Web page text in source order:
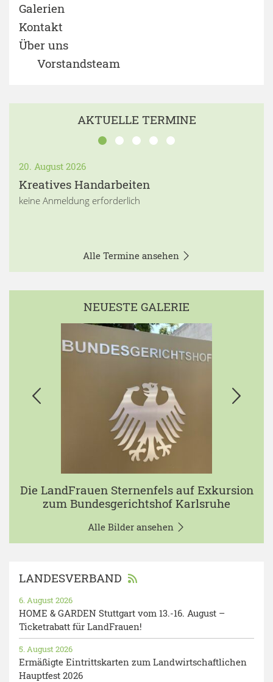
Galerien
Kontakt
Über uns
Vorstandsteam
AKTUELLE TERMINE
20. August 2026
Kreatives Handarbeiten
keine Anmeldung erforderlich
Alle Termine ansehen
NEUESTE GALERIE
Die LandFrauen Sternenfels auf Exkursion
zum Bundesgerichtshof Karlsruhe
Alle Bilder ansehen
LANDESVERBAND
HOME & GARDEN Stuttgart vom 13.-16. August –
Ticketrabatt für LandFrauen!
6. August 2026
Ermäßigte Eintrittskarten zum Landwirtschaftlichen
Hauptfest 2026
5. August 2026